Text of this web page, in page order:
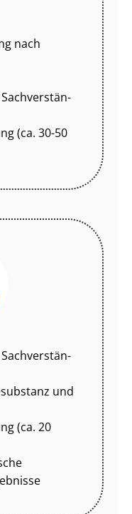
nach
(ca. 30-50
und
(ca. 20